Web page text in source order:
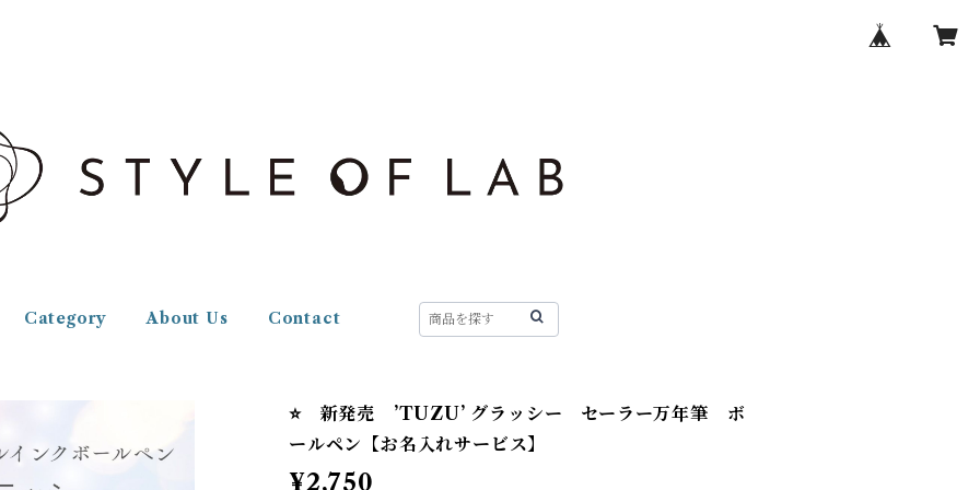
Category About Us Contact
⭐️ 新発売 ’TUZU’ グラッシー セーラー万年筆 ボ
ールペン【お名入れサービス】
¥2,750